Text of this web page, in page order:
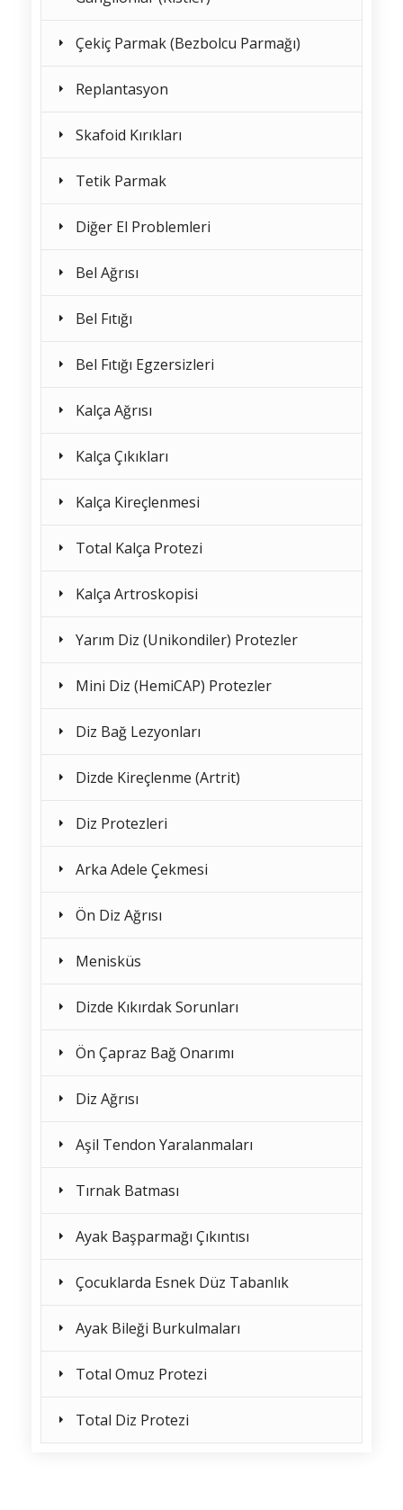
Çekiç Parmak (Bezbolcu Parmağı)
Replantasyon
Skafoid Kırıkları
Tetik Parmak
Diğer El Problemleri
Bel Ağrısı
Bel Fıtığı
Bel Fıtığı Egzersizleri
Kalça Ağrısı
Kalça Çıkıkları
Kalça Kireçlenmesi
Total Kalça Protezi
Kalça Artroskopisi
Yarım Diz (Unikondiler) Protezler
Mini Diz (HemiCAP) Protezler
Diz Bağ Lezyonları
Dizde Kireçlenme (Artrit)
Diz Protezleri
Arka Adele Çekmesi
Ön Diz Ağrısı
Menisküs
Dizde Kıkırdak Sorunları
Ön Çapraz Bağ Onarımı
Diz Ağrısı
Aşil Tendon Yaralanmaları
Tırnak Batması
Ayak Başparmağı Çıkıntısı
Çocuklarda Esnek Düz Tabanlık
Ayak Bileği Burkulmaları
Total Omuz Protezi
Total Diz Protezi